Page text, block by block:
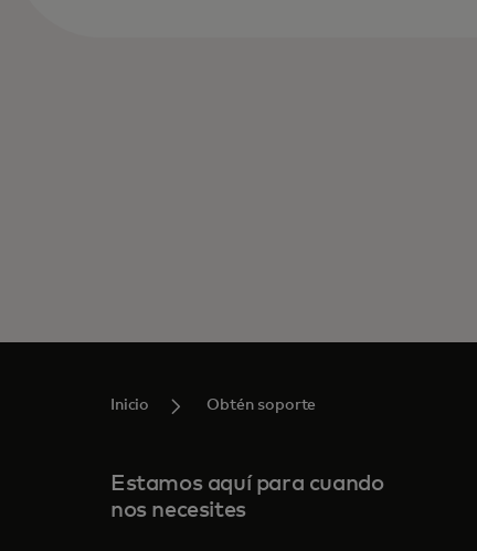
Inicio Obtén soporte
Estamos aquí para cuando
nos necesites